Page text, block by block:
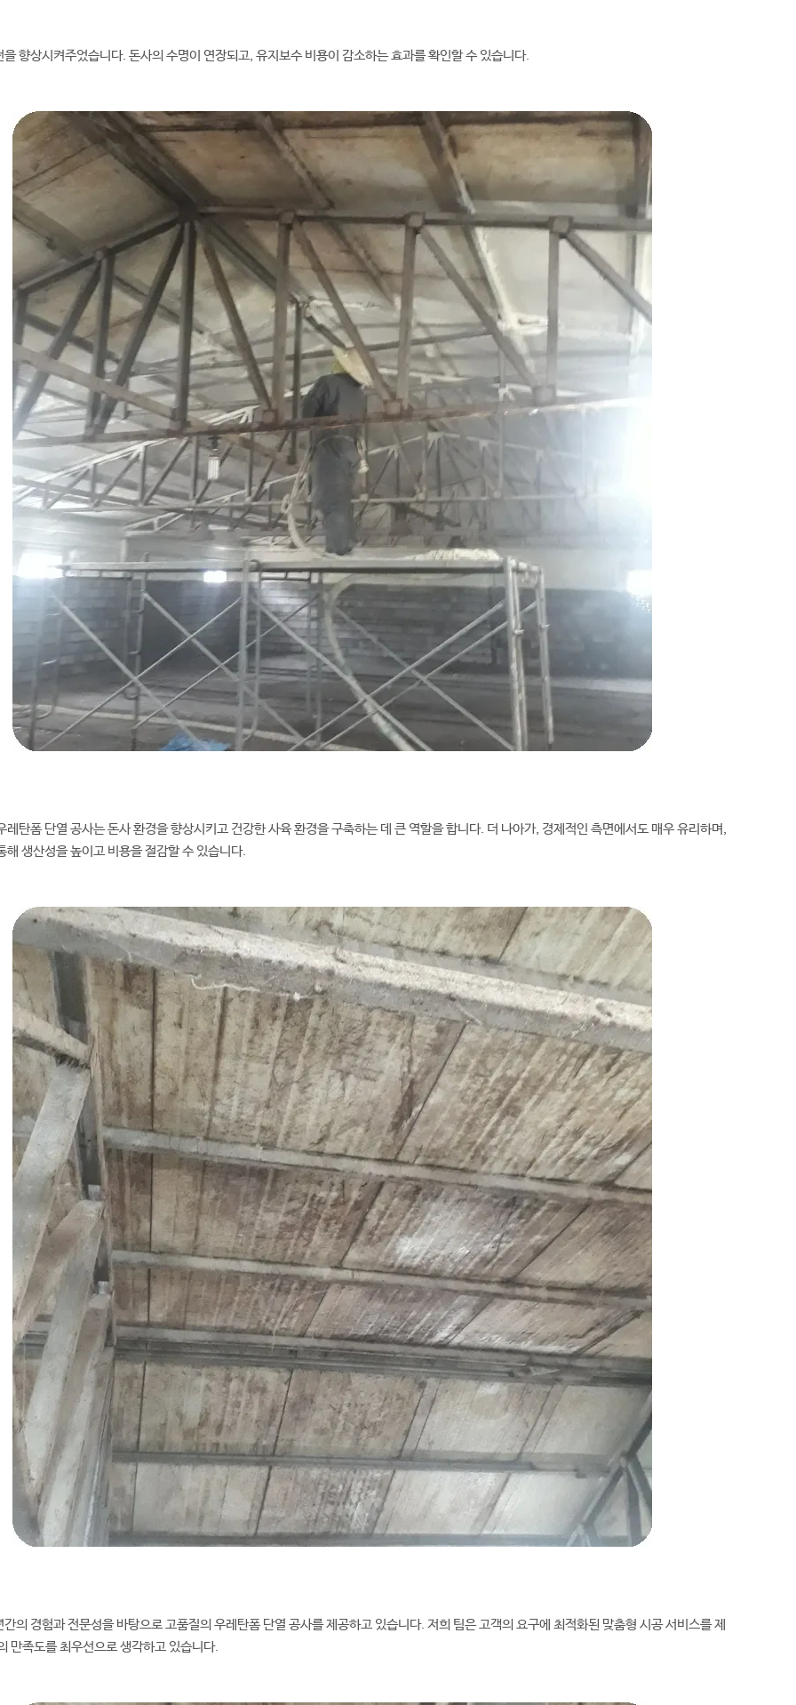
을 향상시켜주었습니다. 돈사의 수명이 연장되고, 유지보수 비용이 감소하는 효과를 확인할 수 있습니다.
레탄폼 단열 공사는 돈사 환경을 향상시키고 건강한 사육 환경을 구축하는 데 큰 역할을 합니다. 더 나아가, 경제적인 측면에서도 매우 유리하며,
해 생산성을 높이고 비용을 절감할 수 있습니다.
간의 경험과 전문성을 바탕으로 고품질의 우레탄폼 단열 공사를 제공하고 있습니다. 저희 팀은 고객의 요구에 최적화된 맞춤형 시공 서비스를 제
만족도를 최우선으로 생각하고 있습니다.